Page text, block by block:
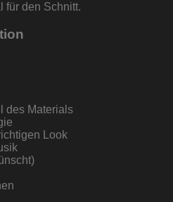
für den Schnitt.
des Materials
Look